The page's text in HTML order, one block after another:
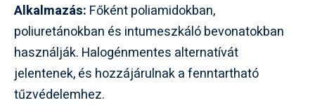
Alkalmazás: Főként poliamidokban,
poliuretánokban és intumeszkáló bevonatokban
használják. Halogénmentes alternatívát
jelentenek, és hozzájárulnak a fenntartható
tűzvédelemhez.